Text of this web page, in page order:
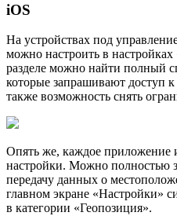
iOS
На устройствах под
можно настроить в
разделе можно найти полный
которые запрашивают доступ
также возможность снять
Опять же, каждое приложение
настройки. Можно полностью
передачу данных о
главном экране «Настройки»
в категории «Геопозиция».